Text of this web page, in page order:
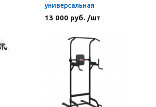
универсальная
13 000 руб. /шт